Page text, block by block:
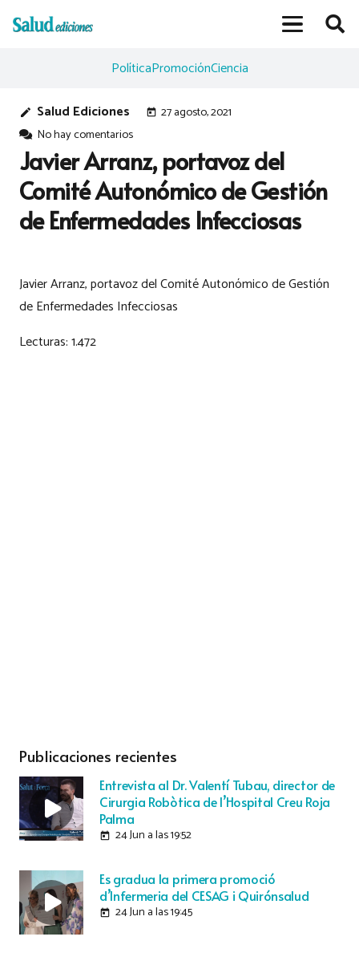
PolíticaPromociónCiencia
edit Salud Ediciones today 27 agosto, 2021
No hay comentarios
Javier Arranz, portavoz del
Comité Autonómico de Gestión
de Enfermedades Infecciosas
Javier Arranz, portavoz del Comité Autonómico de Gestión
de Enfermedades Infecciosas
Lecturas:1.472
Publicaciones recientes
Entrevista al Dr. Valentí Tubau, director de
Cirurgia Robòtica de l’Hospital Creu Roja
Palma
today 24 Jun a las 19:52
Es gradua la primera promoció
d’Infermeria del CESAG i Quirónsalud
today 24 Jun a las 19:45